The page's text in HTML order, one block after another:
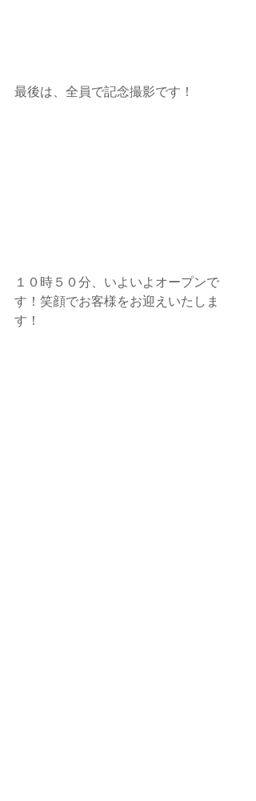
最後は、全員で記念撮影です！
１０時５０分、いよいよオープンで
す！笑顔でお客様をお迎えいたしま
す！